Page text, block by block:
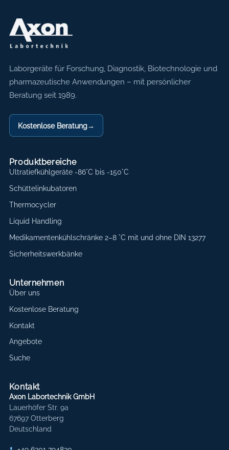
Axon Labortechnik
Laborgeräte für Forschung, Diagnostik, Biotechnologie und
pharmazeutische Anwendungen – mit persönlicher
Beratung seit 1989.
Kostenlose Beratung→
Produktbereiche
Ultratiefkühlgeräte -86°C bis -150°C
Schüttelinkubatoren
Thermocycler
Liquid Handling
Medikamentenkühlschränke 2–8 °C mit und ohne DIN 13277
Sicherheitswerkbänke
Unternehmen
Über uns
Kostenlose Beratung
Kontakt
Angebote
Suche
Kontakt
Axon Labortechnik GmbH
Lauerhöfer Str. 9a
67697 Otterberg
Deutschland